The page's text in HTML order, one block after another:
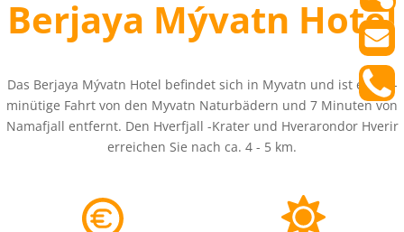
Berjaya Mývatn Hotel
Das Berjaya Mývatn Hotel befindet sich in Myvatn und ist eine 4-
minütige Fahrt von den Myvatn Naturbädern und 7 Minuten von
Namafjall entfernt. Den Hverfjall -Krater und Hverarondor Hverir
erreichen Sie nach ca. 4 - 5 km.